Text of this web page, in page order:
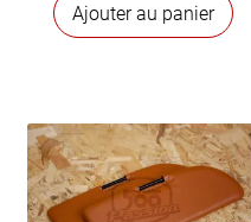
Ajouter au panier